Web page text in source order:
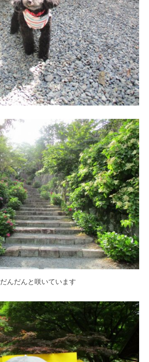
んだんと咲いています